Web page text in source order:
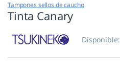
Tampones sellos de caucho
Tinta Canary
Disponible: